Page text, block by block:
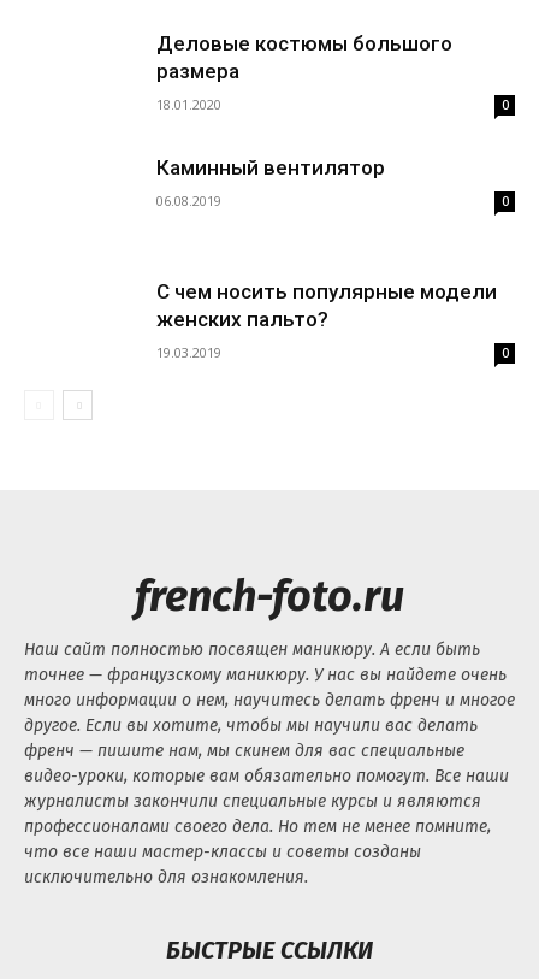
Деловые костюмы большого
размера
18.01.2020 0
Каминный вентилятор
06.08.2019 0
С чем носить популярные модели
женских пальто?
19.03.2019 0
french-foto.ru
Наш сайт полностью посвящен маникюру. А если быть
точнее — французскому маникюру. У нас вы найдете очень
много информации о нем, научитесь делать френч и многое
другое. Если вы хотите, чтобы мы научили вас делать
френч — пишите нам, мы скинем для вас специальные
видео-уроки, которые вам обязательно помогут. Все наши
журналисты закончили специальные курсы и являются
профессионалами своего дела. Но тем не менее помните,
что все наши мастер-классы и советы созданы
исключительно для ознакомления.
БЫСТРЫЕ ССЫЛКИ